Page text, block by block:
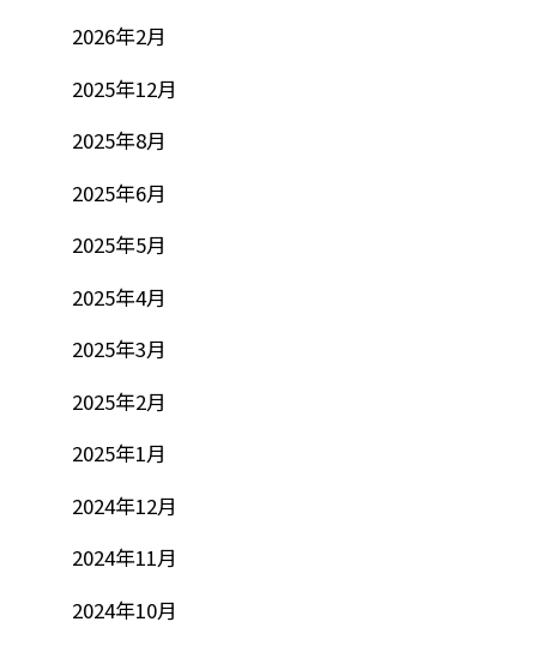
2026年2月
2025年12月
2025年8月
2025年6月
2025年5月
2025年4月
2025年3月
2025年2月
2025年1月
2024年12月
2024年11月
2024年10月